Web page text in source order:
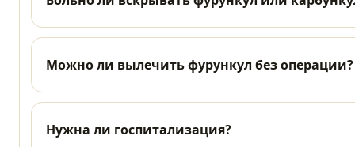
Можно ли вылечить фурункул без операции?
Нужна ли госпитализация?